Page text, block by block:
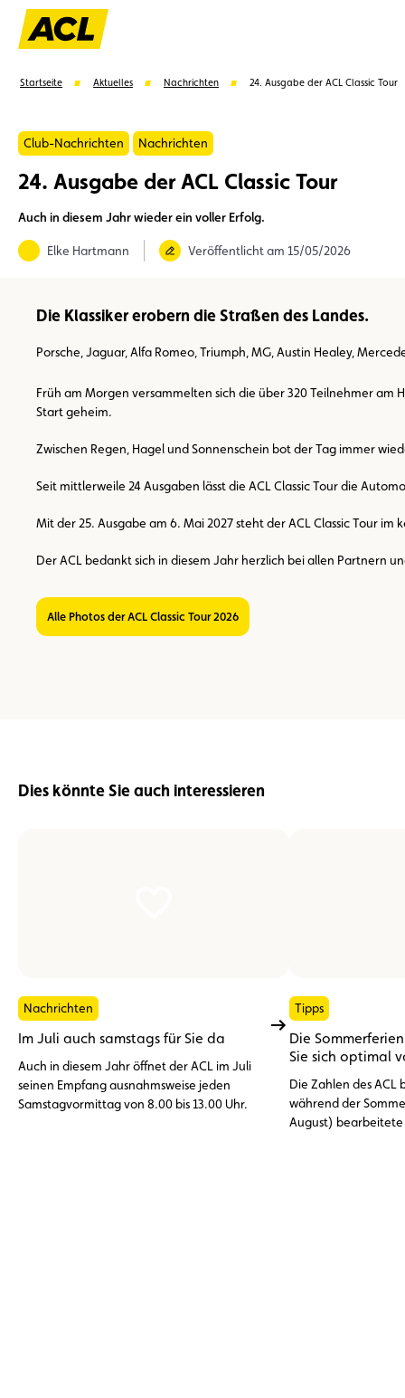
Mitglied Mitgliedervorteile Vignetten
Startseite Aktuelles Nachrichten 24. Ausgabe der ACL Classic Tour
Club-Nachrichten Nachrichten
24. Ausgabe der ACL Classic Tour
Auch in diesem Jahr wieder ein voller Erfolg.
Elke Hartmann Veröffentlicht am 15/05/2026
Die Klassiker erobern die Straßen des Landes.
Porsche, Jaguar, Alfa Romeo, Triumph, MG, Austin Healey,
Früh am Morgen versammelten sich die über 320 Teilnehmer am
Start geheim.
Zwischen Regen, Hagel und Sonnenschein bot der Tag immer
Seit mittlerweile 24 Ausgaben lässt die ACL Classic Tour die
Mit der 25. Ausgabe am 6. Mai 2027 steht der ACL Classic Tour
Der ACL bedankt sich in diesem Jahr herzlich bei allen Partnern
Alle Photos der ACL Classic Tour 2026
Dies könnte Sie auch interessieren
Nachrichten
Im Juli auch samstags für Sie da
Auch in diesem Jahr öffnet der ACL im Juli
seinen Empfang ausnahmsweise jeden
Samstagvormittag von 8.00 bis 13.00 Uhr.
Tipps
Die
Sie sich optimal
Die Zahlen des ACL
während der
August)